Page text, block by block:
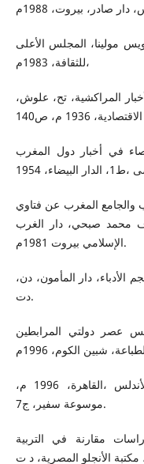
بلاد الأندلس ،ج1، تح لويس مولينا، المجلس الأعلى
للثقافة، 1983م،
المراكشية، تح، علوش،
في أخبار دول المغرب
والجامع المغرب عن فتاوي
محمد صبحي، دار الغرب
الإسلامي بيروت 1981م.
الأدباء، دار المأمون، دن،
دت.
عصر دولتي المرابطين
عبد الله جمال الدين: المسلمون في الأندلس ،القاهرة، 1996 م،
موسوعة سفير، ج7.
مقارنة في التربية